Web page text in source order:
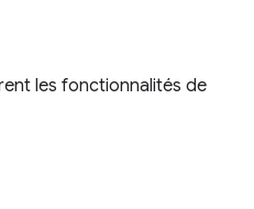
les fonctionnalités de